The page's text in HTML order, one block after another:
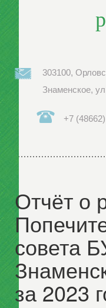
303100,
Знаменское,
+7
Отчёт о
совета
за 2023